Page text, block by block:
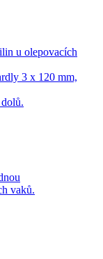
u olepovacích
3 x 120 mm,
vaků.